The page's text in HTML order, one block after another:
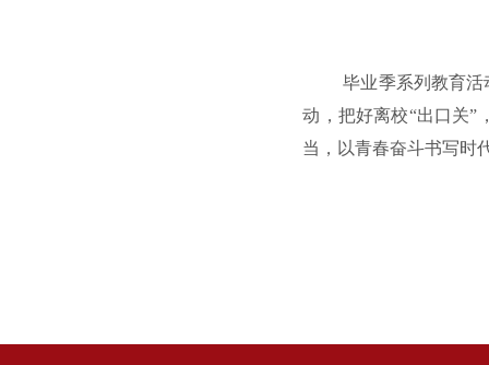
毕业季系列教育
动，把好离校“出口关”
当，以青春奋斗书写时